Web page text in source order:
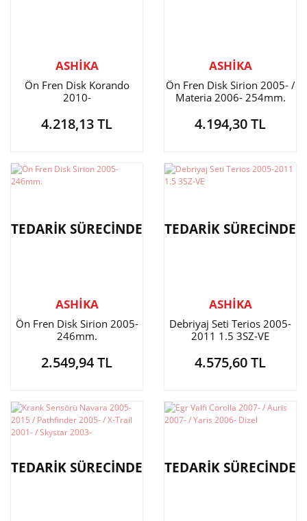
ASHİKA
Ön Fren Disk Korando
2010-
4.218,13 TL
ASHİKA
Ön Fren Disk Sirion 2005- /
Materia 2006- 254mm.
4.194,30 TL
TEDARİK SÜRECİNDE
ASHİKA
Ön Fren Disk Sirion 2005-
246mm.
2.549,94 TL
TEDARİK SÜRECİNDE
ASHİKA
Debriyaj Seti Terios 2005-
2011 1.5 3SZ-VE
4.575,60 TL
TEDARİK SÜRECİNDE TEDARİK SÜRECİNDE